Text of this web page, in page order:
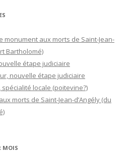
monument aux morts de Saint-Jean-
Bartholomé)
étape judiciaire
nouvelle étape judiciaire
spécialité locale (poitevine?)
morts de Saint-Jean-d’Angély (du
MOIS